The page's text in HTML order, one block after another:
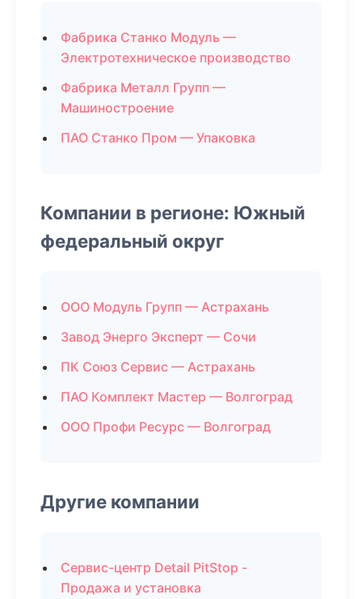
Фабрика Станко Модуль —
Электротехническое производство
Фабрика Металл Групп —
Машиностроение
ПАО Станко Пром — Упаковка
Компании в регионе: Южный
федеральный округ
ООО Модуль Групп — Астрахань
Завод Энерго Эксперт — Сочи
ПК Союз Сервис — Астрахань
ПАО Комплект Мастер — Волгоград
ООО Профи Ресурс — Волгоград
Другие компании
Сервис-центр Detail PitStop -
Продажа и установка